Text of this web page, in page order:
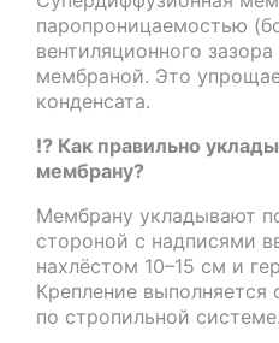
паропроницаемостью
вентиляционного
мембраной. Это
конденсата.
⁉️ Как правильно
мембрану?
Мембрану укладывают
стороной с надписями
нахлёстом 10–15 см и
Крепление
по стропильной системе.